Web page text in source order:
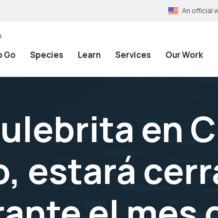
An official
Go Species Learn Services Our Work
en
estará